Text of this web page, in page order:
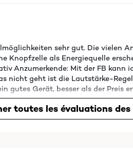
sehr gut. Die vielen
Knopfzelle als Energiequelle
Anzumerkende: Mit der FB
nicht geht ist die Lautstärke-
gutes Gerät, besser als der Preis
toutes les évaluations